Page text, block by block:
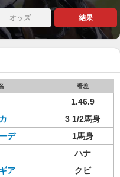
オッズ 結果
着差
1.46.9
3 1/2馬身
デ
1馬身
ハナ
ア
クビ